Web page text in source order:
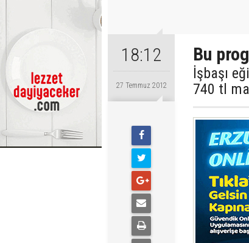
18:12
27 Temmuz 2012
Bu
İşbaşı
740 tl